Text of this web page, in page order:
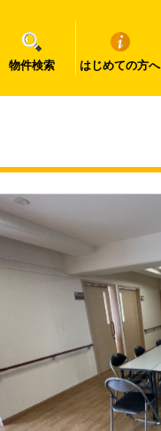
物件検索 はじめての方へ